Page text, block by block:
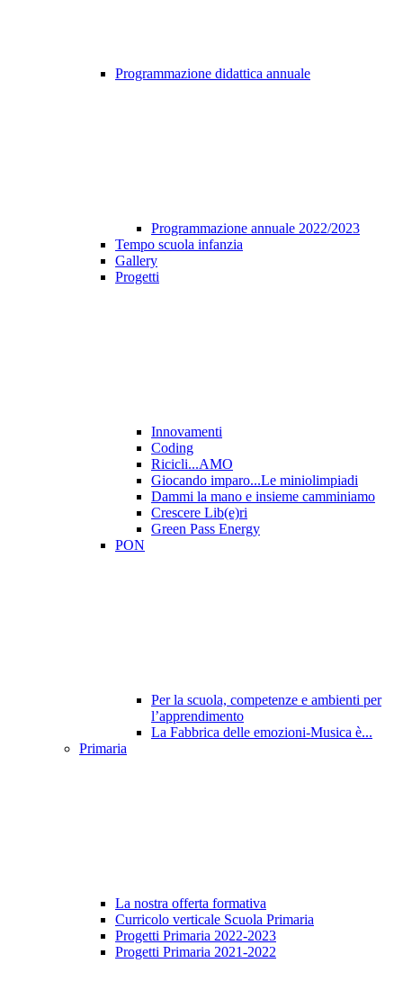
Programmazione didattica annuale
Programmazione annuale 2022/2023
Tempo scuola infanzia
Gallery
Progetti
Innovamenti
Coding
Ricicli...AMO
Giocando imparo...Le miniolimpiadi
Dammi la mano e insieme camminiamo
Crescere Lib(e)ri
Green Pass Energy
PON
Per la scuola, competenze e ambienti per
l’apprendimento
La Fabbrica delle emozioni-Musica è...
Primaria
La nostra offerta formativa
Curricolo verticale Scuola Primaria
Progetti Primaria 2022-2023
Progetti Primaria 2021-2022